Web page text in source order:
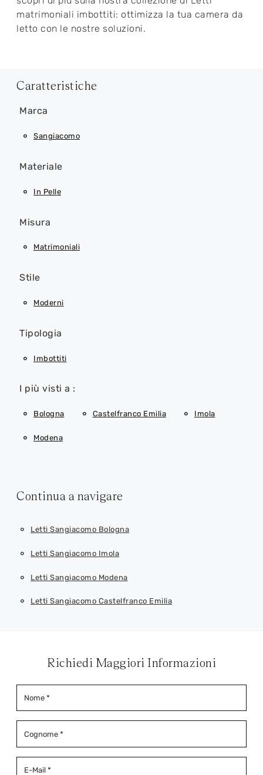
matrimoniali imbottiti: ottimizza la tua camera da
letto con le nostre soluzioni.
Caratteristiche
Marca
Sangiacomo
Materiale
In Pelle
Misura
Matrimoniali
Stile
Moderni
Tipologia
Imbottiti
I più visti a :
Bologna Castelfranco Emilia Imola
Modena
Continua a navigare
Letti Sangiacomo Bologna
Letti Sangiacomo Imola
Letti Sangiacomo Modena
Letti Sangiacomo Castelfranco Emilia
Richiedi Maggiori Informazioni